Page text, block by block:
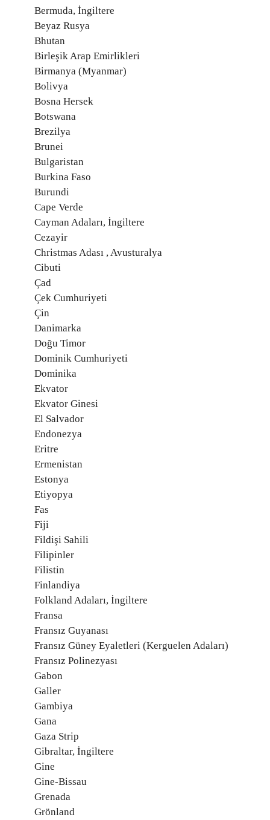
Bermuda, İngiltere
Beyaz Rusya
Bhutan
Birleşik Arap Emirlikleri
Birmanya (Myanmar)
Bolivya
Bosna Hersek
Botswana
Brezilya
Brunei
Bulgaristan
Burkina Faso
Burundi
Cape Verde
Cayman Adaları, İngiltere
Cezayir
Christmas Adası , Avusturalya
Cibuti
Çad
Çek Cumhuriyeti
Çin
Danimarka
Doğu Timor
Dominik Cumhuriyeti
Dominika
Ekvator
Ekvator Ginesi
El Salvador
Endonezya
Eritre
Ermenistan
Estonya
Etiyopya
Fas
Fiji
Fildişi Sahili
Filipinler
Filistin
Finlandiya
Folkland Adaları, İngiltere
Fransa
Fransız Guyanası
Fransız Güney Eyaletleri (Kerguelen Adaları)
Fransız Polinezyası
Gabon
Galler
Gambiya
Gana
Gaza Strip
Gibraltar, İngiltere
Gine
Gine-Bissau
Grenada
Grönland